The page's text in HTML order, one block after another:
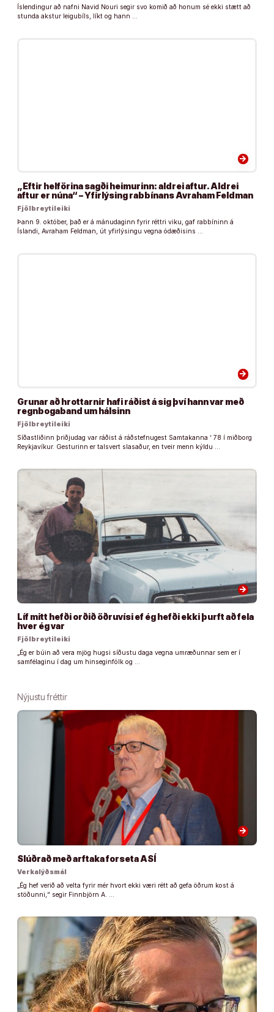
Íslendingur að nafni Navid Nouri segir svo komið að honum sé ekki stætt að
stunda akstur leigubíls, líkt og hann …
arrow_forward
„Eftir helförina sagði heimurinn: aldrei aftur. Aldrei
aftur er núna“ – Yfirlýsing rabbínans Avraham Feldman
Fjölbreytileiki
Þann 9. október, það er á mánudaginn fyrir réttri viku, gaf rabbíninn á
Íslandi, Avraham Feldman, út yfirlýsingu vegna ódæðisins …
arrow_forward
Grunar að hrottarnir hafi ráðist á sig því hann var með
regnbogaband um hálsinn
Fjölbreytileiki
Síðastliðinn þriðjudag var ráðist á ráðstefnugest Samtakanna ‘ 78 í miðborg
Reykjavíkur. Gesturinn er talsvert slasaður, en tveir menn kýldu …
arrow_forward
Líf mitt hefði orðið öðruvísi ef ég hefði ekki þurft að fela
hver ég var
Fjölbreytileiki
„Ég er búin að vera mjög hugsi síðustu daga vegna umræðunnar sem er í
samfélaginu í dag um hinseginfólk og …
Nýjustu fréttir
arrow_forward
Slúðrað með arftaka forseta ASÍ
Verkalýðsmál
„Ég hef verið að velta fyrir mér hvort ekki væri rétt að gefa öðrum kost á
stöðunni,“ segir Finnbjörn A. …